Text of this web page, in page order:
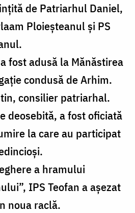
de Patriarhul Daniel,
Ploieșteanul și PS
fost adusă la Mănăstirea
condusă de Arhim.
consilier patriarhal.
deosebită, a fost oficiată
la care au participat
a hramului
IPS Teofan a așezat
noua raclă.